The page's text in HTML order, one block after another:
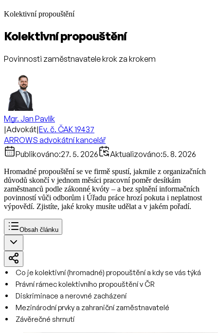
Kolektivní propouštění
Kolektivní propouštění
Povinnosti zaměstnavatele krok za krokem
Mgr. Jan Pavlík
|Advokát|Ev. č. ČAK 19437
ARROWS advokátní kancelář
Publikováno:27. 5. 2026 Aktualizováno:5. 8. 2026
Hromadné propouštění se ve firmě spustí, jakmile z organizačních
důvodů skončí v jednom měsíci pracovní poměr desítkám
zaměstnanců podle zákonné kvóty – a bez splnění informačních
povinností vůči odborům i Úřadu práce hrozí pokuta i neplatnost
výpovědí. Zjistíte, jaké kroky musíte udělat a v jakém pořadí.
Obsah článku
Co je kolektivní (hromadné) propouštění a kdy se vás týká
Právní rámec kolektivního propouštění v ČR
Diskriminace a nerovné zacházení
Mezinárodní prvky a zahraniční zaměstnavatelé
Závěrečné shrnutí